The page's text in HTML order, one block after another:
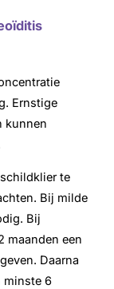
Ernstige
kunnen
te
Bij milde
Bij
maanden een
Daarna
minste 6